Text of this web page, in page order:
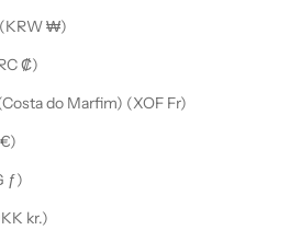
Coreia do Sul (KRW ₩)
Costa Rica (CRC ₡)
Côte d’Ivoire (Costa do Marfim) (XOF Fr)
Croácia (EUR €)
Curaçau (ANG ƒ)
Dinamarca (DKK kr.)